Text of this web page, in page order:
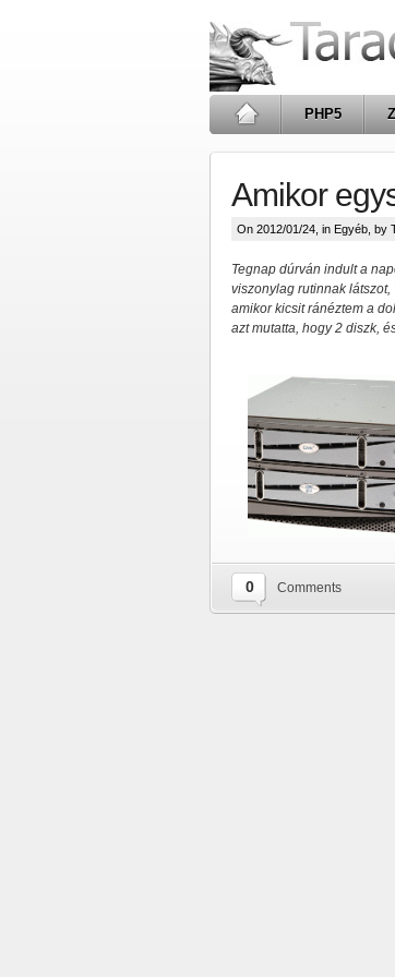
PHP5
Amikor
On 2012/01/24, in Egyéb , by
Tegnap dúrván indult a
viszonylag rutinnak
amikor kicsit ránéztem a
azt mutatta, hogy 2 diszk,
0 Comments